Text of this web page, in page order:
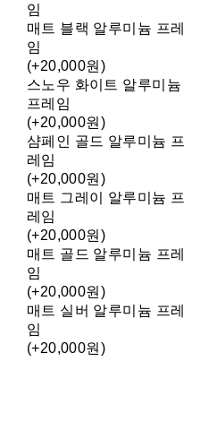
임
매트 블랙 알루미늄 프레
임
(+20,000원)
스노우 화이트 알루미늄
프레임
(+20,000원)
샴페인 골드 알루미늄 프
레임
(+20,000원)
매트 그레이 알루미늄 프
레임
(+20,000원)
매트 골드 알루미늄 프레
임
(+20,000원)
매트 실버 알루미늄 프레
임
(+20,000원)